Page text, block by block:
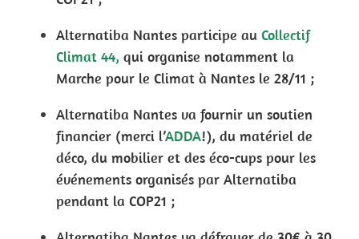
Alternatiba Nantes participe au Collectif
Climat 44, qui organise notamment la
Marche pour le Climat à Nantes le 28/11 ;
Alternatiba Nantes va fournir un soutien
financier (merci l’ADDA!), du matériel de
déco, du mobilier et des éco-cups pour les
événements organisés par Alternatiba
pendant la COP21 ;